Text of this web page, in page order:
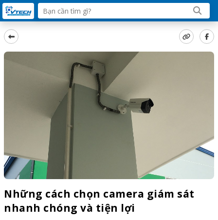
Những cách chọn camera giám sát
nhanh chóng và tiện lợi